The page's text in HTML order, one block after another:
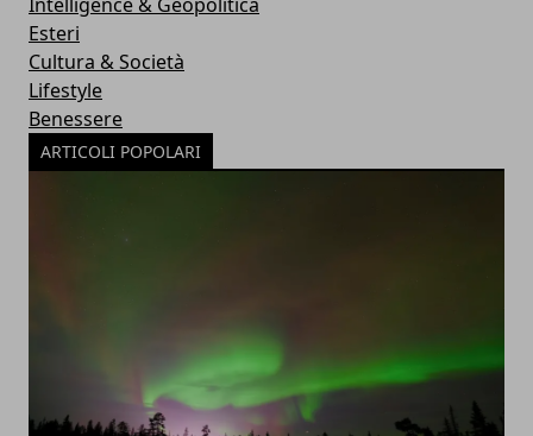
Esteri
Cultura & Società
Lifestyle
Benessere
ARTICOLI POPOLARI